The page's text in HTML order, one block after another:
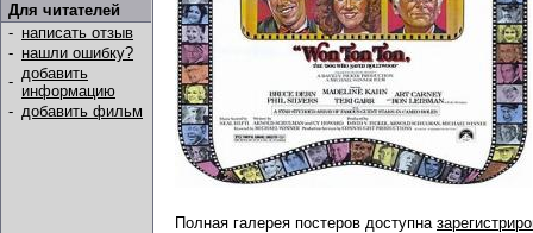
Для читателей
- написать отзыв
- нашли ошибку?
- добавить
информацию
- добавить фильм
Полная галерея постеров доступна